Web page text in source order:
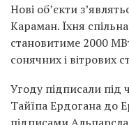
Нові об’єкти
Караман. Їхня
становитиме 2000
сонячних і вітрових
Угоду підписали під
Тайїпа Ердогана до